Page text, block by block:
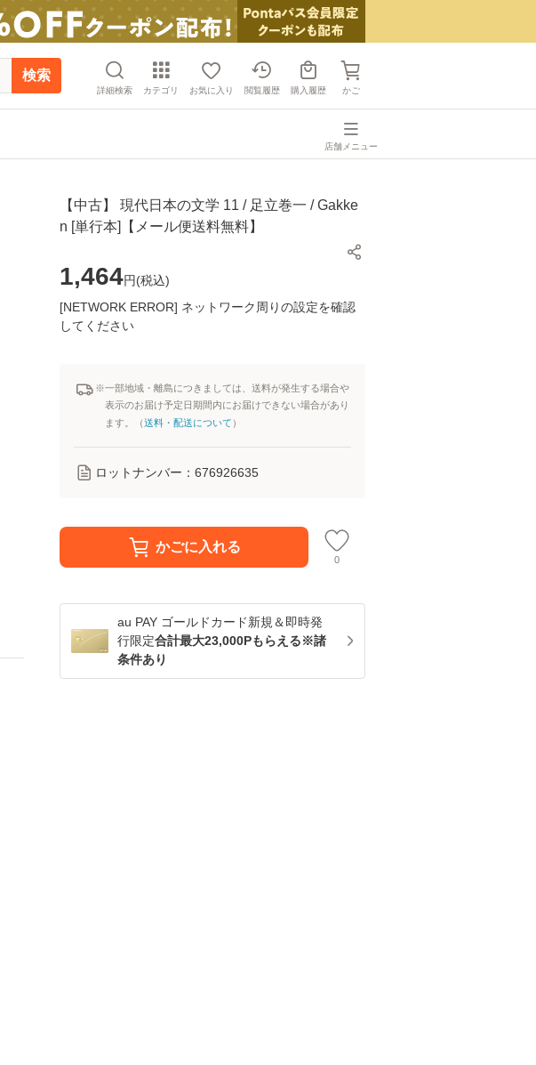
検索
詳細検索 カテゴリ お気に入り 閲覧履歴 購入履歴 かご
店舗メニュー
【中古】 現代日本の文学 11 / 足立巻一 / Gakke
n [単行本]【メール便送料無料】
1,464円(税込)
[NETWORK ERROR] ネットワーク周りの設定を確認
してください
※一部地域・離島につきましては、送料が発生する場合や
表示のお届け予定日期間内にお届けできない場合があり
ます。（送料・配送について ）
ロットナンバー： 676926635
かごに入れる
0
au PAY ゴールドカード新規＆即時発
行限定合計最大23,000Pもらえる※諸
条件あり